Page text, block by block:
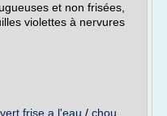
et non frisées,
violettes à nervures
frise a l'eau / chou